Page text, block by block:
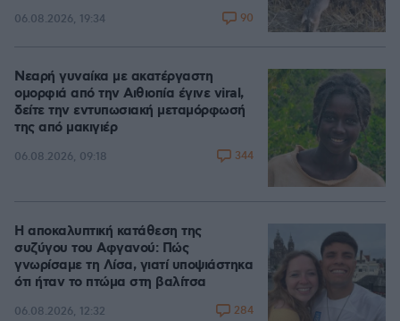
06.08.2026, 19:34 90
Νεαρή γυναίκα με ακατέργαστη
ομορφιά από την Αιθιοπία έγινε viral,
δείτε την εντυπωσιακή μεταμόρφωσή
της από μακιγιέρ
06.08.2026, 09:18 344
Η αποκαλυπτική κατάθεση της
συζύγου του Αφγανού: Πώς
γνωρίσαμε τη Λίσα, γιατί υποψιάστηκα
ότι ήταν το πτώμα στη βαλίτσα
06.08.2026, 12:32 284